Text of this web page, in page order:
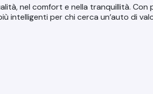
nel comfort e nella tranquillità. Con
intelligenti per chi cerca un’auto di